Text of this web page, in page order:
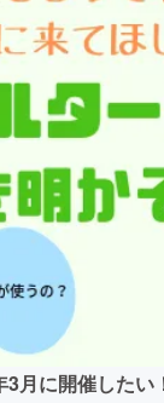
チャレンジ
月に開催した